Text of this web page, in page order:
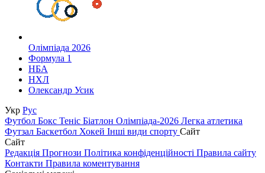
Олімпіада 2026
Формула 1
НБА
НХЛ
Олександр Усик
Укр Рус
Футбол Бокс Теніс Біатлон Олімпіада-2026 Легка атлетика
Футзал Баскетбол Хокей Інші види спорту Сайт
Сайт
Редакція Прогнози Політика конфіденційності Правила сайту
Контакти Правила коментування